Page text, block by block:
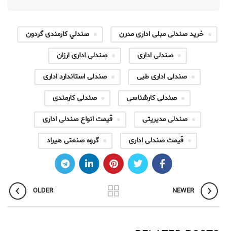
خرید صندلی مبلی اداری مدرن
صندلي کارمندی گردون
صندلی اداری
صندلی اداری ارزان
صندلی اداری طبی
صندلی استاندارد اداری
صندلی کارشناسی
صندلی کارمندی
صندلی مدیریتی
قیمت انواع صندلی اداری
قیمت صندلی اداری
گروه صنعتی هیراد
NEWER
OLDER